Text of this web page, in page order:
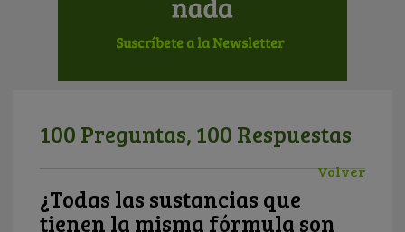
100 Preguntas, 100 Respuestas
Volver
¿Todas las sustancias que
tienen la misma fórmula son